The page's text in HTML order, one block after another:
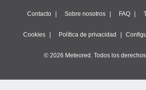
Contacto Sobre nosotros FAQ
Cookies Política de privacidad
© 2026 Meteored. Todos los